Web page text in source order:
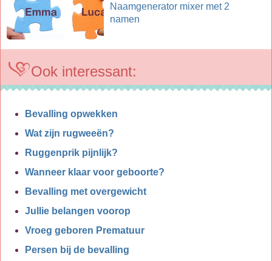
Naamgenerator mixer met 2
namen
Ook interessant:
Bevalling opwekken
Wat zijn rugweeën?
Ruggenprik pijnlijk?
Wanneer klaar voor geboorte?
Bevalling met overgewicht
Jullie belangen voorop
Vroeg geboren Prematuur
Persen bij de bevalling